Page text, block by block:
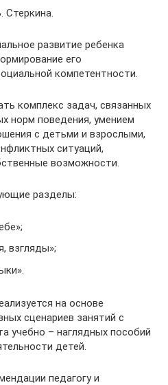
Стеркина.
развитие ребенка
его
ком­петентности.
комплекс задач, связанных
норм поведения, умением
с детьми и взрослыми,
ситуаций,
возможности.
разделы:
взгляды»;
на основе
сценариев занятий с
учебно – наглядных пособий
детей.
педагогу и